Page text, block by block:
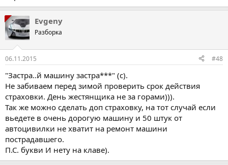
Evgeny
Разборка
06.11.2015 #48
"Застра..й машину застра***" (с).
Не забиваем перед зимой проверить срок действия
страховки. День жестянщика не за горами))).
Так же можно сделать доп страховку, на тот случай если
вьедете в очень дорогую машину и 50 штук от
автоцивилки не хватит на ремонт машини
пострадавшего.
П.С. букви И нету на клаве).